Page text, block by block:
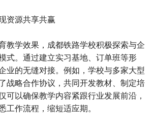
资源共享共赢
教学效果，成都铁路学校积极探索与企
式。通过建立实习基地、订单班等形
业的无缝对接。例如，学校与多家大型
战略合作协议，共同开发教材、制定培
可以确保教学内容紧跟行业发展前沿，
工作流程，缩短适应期。